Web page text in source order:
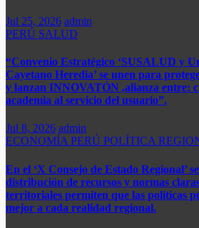
Jul 25, 2026 admin
PERÚ SALUD
“Convenio Estratégico ‘SUSALUD y
Cayetano Heredia’ se unen para
y lanzan INNOVATÓN ,alianza entre:
academia al servicio del usuario”.
Jul 8, 2026 admin
ECONOMÍA PERÚ POLÍTICA
En el ‘X Consejo de Estado Regional’
distribución de recursos y normas
territoriales permiten que las políticas
mejor a cada realidad regional.